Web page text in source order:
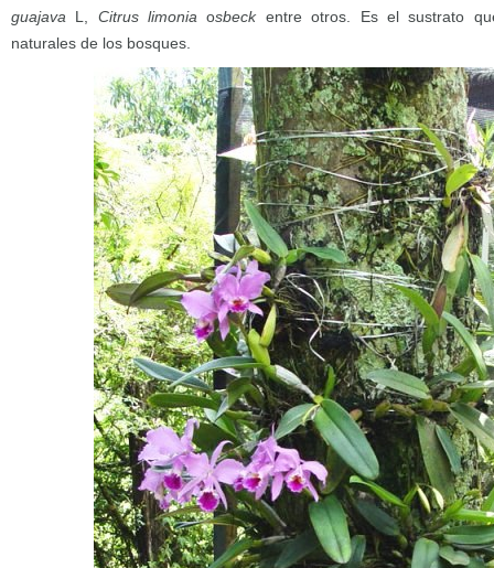
guajava L, Citrus limonia osbeckentre otros. Es el sustrato
naturales de los bosques.